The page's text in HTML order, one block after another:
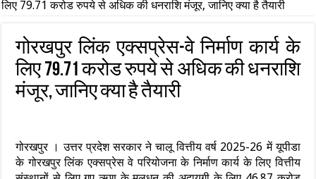
लिए 79.71 करोड रुपये से अधिक की धनराशि मंजूर, जानिए क्या है तैयारी
गोरखपुर लिंक एक्सप्रेस-वे निर्माण कार्य के
लिए 79.71 करोड रुपये से अधिक की धनराशि
मंजूर, जानिए क्या है तैयारी
गोरखपुर । उत्तर प्रदेश सरकार ने चालू वित्तीय वर्ष 2025-26 में यूपीडा
के गोरखपुर लिंक एक्सप्रेस वे परियोजना के निर्माण कार्य के लिए वित्तीय